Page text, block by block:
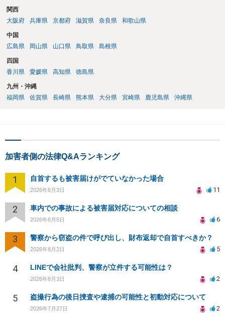
関西
大阪府
兵庫県 京都府 滋賀県 奈良県 和歌山県
中国
広島県
岡山県 山口県 鳥取県 島根県
四国
香川県
愛媛県 高知県 徳島県
九州・沖縄
福岡県
佐賀県 長崎県 熊本県 大分県 宮崎県 鹿児島県 沖縄県
加害者側の法律Q&Aランキング
1 自首するも被害届けがでていなかった場合
2026年8月3日 11
2 車内での事故による被害届対応についての相談
2026年8月5日 6
3 警察から窃盗の件で呼び出し、財布返却で自首すべきか？
2026年8月2日 5
4 LINEで会社批判、警察が立件する可能性は？
2026年8月3日 2
5 盗撮行為の後日捜査や逮捕の可能性と初動対応について
2026年7月27日 2